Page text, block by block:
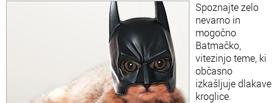
Spoznajte zelo
nevarno in
mogočno
Batmačko,
vitezinjo teme, ki
občasno
izkašljuje dlakave
kroglice.